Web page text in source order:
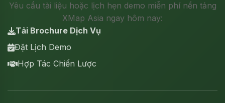
Yêu cầu tài liệu hoặc lịch hẹn demo miễn phí nền tảng
XMap Asia ngay hôm nay:
Tải Brochure Dịch Vụ
Đặt Lịch Demo
Hợp Tác Chiến Lược